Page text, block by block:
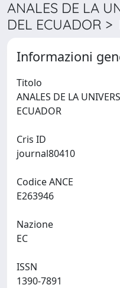
ANALES DE LA
DEL ECUADOR
Informazioni
Titolo
ANALES DE LA
Cris ID
Codice ANCE
Nazione
ISSN